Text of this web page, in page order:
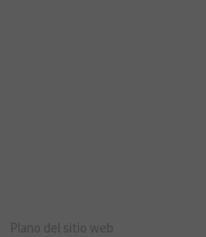
Plano del sitio web